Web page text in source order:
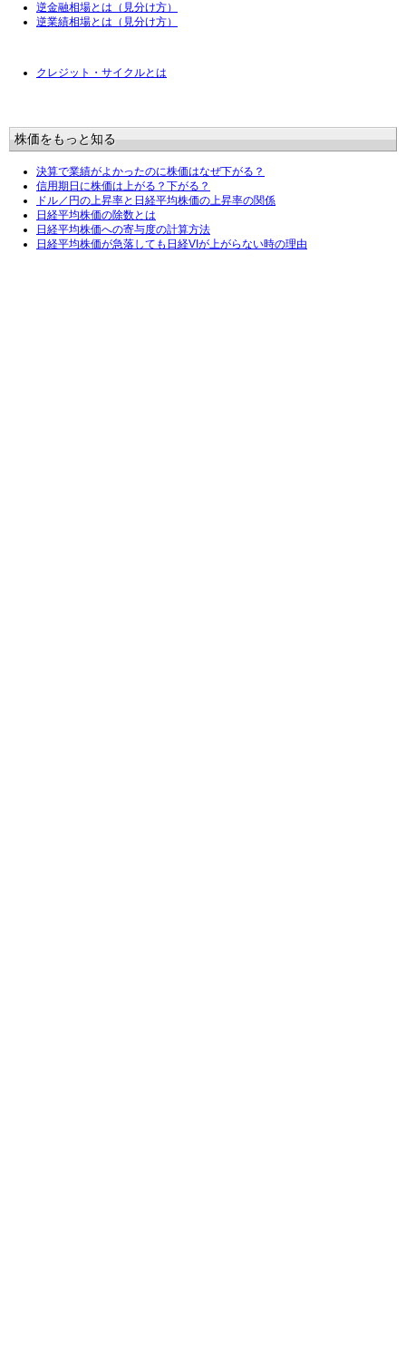
逆金融相場とは（見分け方）
逆業績相場とは（見分け方）
クレジット・サイクルとは
株価をもっと知る
決算で業績がよかったのに株価はなぜ下がる？
信用期日に株価は上がる？下がる？
ドル／円の上昇率と日経平均株価の上昇率の関係
日経平均株価の除数とは
日経平均株価への寄与度の計算方法
日経平均株価が急落しても日経VIが上がらない時の理由